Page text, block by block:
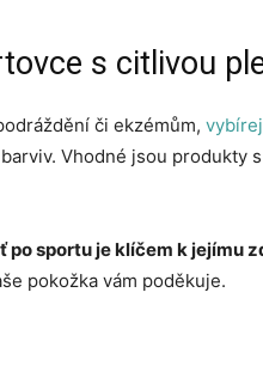
s citlivou
či ekzémům,
Vhodné jsou produkty
po sportu je klíčem k jejímu
pokožka vám poděkuje.